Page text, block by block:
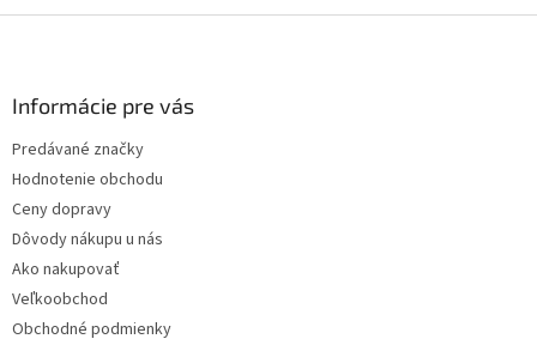
Informácie pre vás
Predávané značky
Hodnotenie obchodu
Ceny dopravy
Dôvody nákupu u nás
Ako nakupovať
Veľkoobchod
Obchodné podmienky